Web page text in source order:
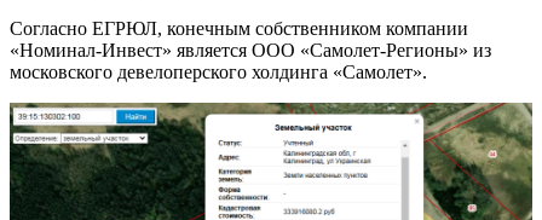
Согласно ЕГРЮЛ, конечным собственником компании
«Номинал-Инвест» является ООО «Самолет-Регионы» из
московского девелоперского холдинга «Самолет».